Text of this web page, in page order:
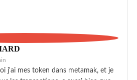
j'ai mes token dans metamak, et je